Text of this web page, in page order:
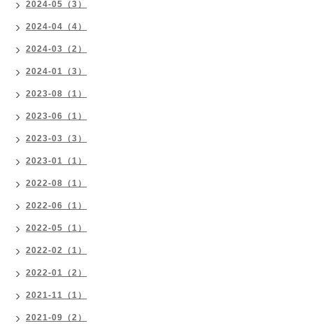
2024-05（3）
2024-04（4）
2024-03（2）
2024-01（3）
2023-08（1）
2023-06（1）
2023-03（3）
2023-01（1）
2022-08（1）
2022-06（1）
2022-05（1）
2022-02（1）
2022-01（2）
2021-11（1）
2021-09（2）